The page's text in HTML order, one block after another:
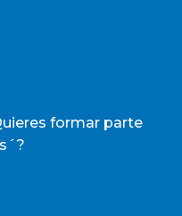
formar parte